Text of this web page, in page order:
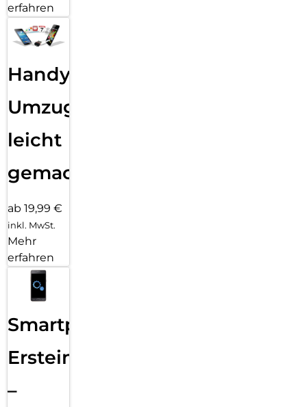
erfahren
Handy
Umzug
leicht
gemacht!
ab 19,99 €
inkl. MwSt.
Mehr
erfahren
Smartphone
Ersteinrichtung
–